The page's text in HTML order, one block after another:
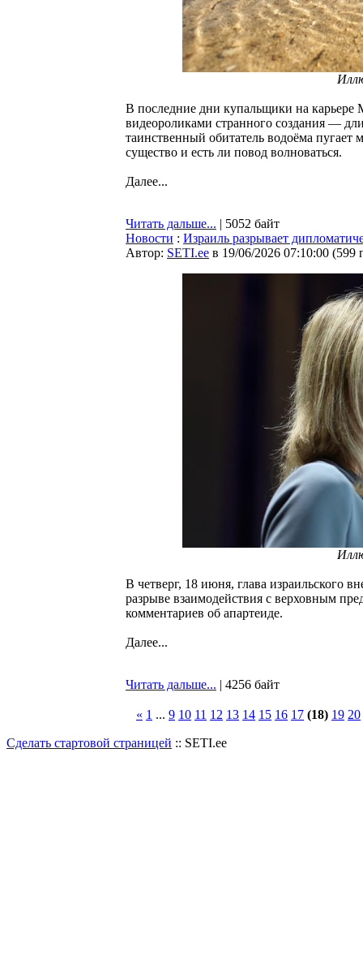
В последние дни купальщики на карьере
видеороликами странного создания —
таинственный обитатель водоёма пугает
существо и есть ли повод волноваться.
Далее...
Читать дальше... | 5052 байт
Новости : Израиль разрывает
Автор: SETI.ee в 19/06/2026 07:10:00 (599
В четверг, 18 июня, глава израильского
разрыве взаимодействия с верховным
комментариев об апартеиде.
Далее...
Читать дальше... | 4256 байт
« 1 ... 9 10 11 12 13 14 15 16 17 (18) 19 20
Сделать стартовой страницей :: SETI.ee